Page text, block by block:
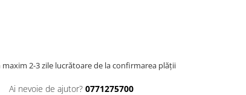
2-3 zile lucrătoare de la confirmarea plății
Ai nevoie de ajutor? 0771275700